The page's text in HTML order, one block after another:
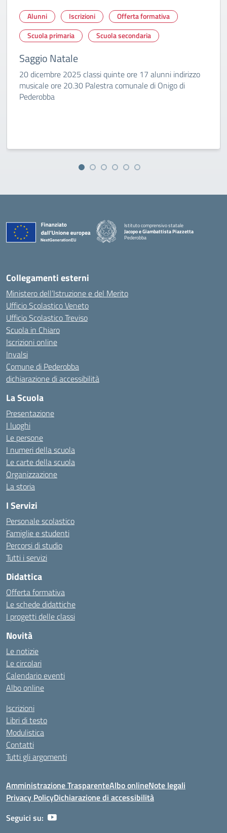
Alunni Iscrizioni
Offerta formativa
Scuola primaria
Scuola secondaria
Saggio Natale
20 dicembre 2025 classi quinte ore 17 alunni indirizzo
musicale ore 20.30 Palestra comunale di Onigo di
Pederobba
Istituto comprensivo statale
Jacopo e Giambattista Piazzetta
Pederobba
Collegamenti esterni
Ministero dell’Istruzione e del Merito
Ufficio Scolastico Veneto
Ufficio Scolastico Treviso
Scuola in Chiaro
Iscrizioni online
Invalsi
Comune di Pederobba
dichiarazione di accessibilità
La Scuola
Presentazione
I luoghi
Le persone
I numeri della scuola
Le carte della scuola
Organizzazione
La storia
I Servizi
Personale scolastico
Famiglie e studenti
Percorsi di studio
Tutti i servizi
Didattica
Offerta formativa
Le schede didattiche
I progetti delle classi
Novità
Le notizie
Le circolari
Calendario eventi
Albo online
Iscrizioni
Libri di testo
Modulistica
Contatti
Tutti gli argomenti
Amministrazione TrasparenteAlbo onlineNote legali
Privacy PolicyDichiarazione di accessibilità
Seguici su: